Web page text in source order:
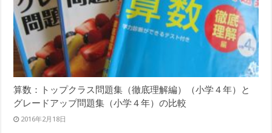
算数：トップクラス問題集（徹底理解編）（小学４年）と
グレードアップ問題集（小学４年）の比較
2016年2月18日